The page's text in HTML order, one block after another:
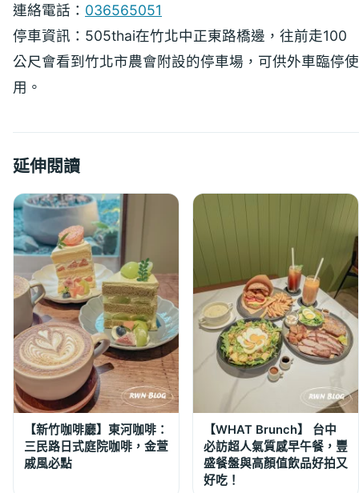
連絡電話： 036565051
停車資訊：505thai在竹北中正東路橋邊，往前走100
公尺會看到竹北市農會附設的停車場，可供外車臨停使
用。
延伸閱讀
【新竹咖啡廳】東河咖啡：
三民路日式庭院咖啡，金萱
戚風必點
【WHAT Brunch】 台中
必訪超人氣質感早午餐，豐
盛餐盤與高顏值飲品好拍又
好吃！